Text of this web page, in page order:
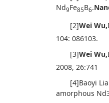
Nd9Fe85B6.
[2]Wei Wu,
104: 086103.
[3]Wei Wu,
2008, 26:741
[4]Baoyi
amorphous